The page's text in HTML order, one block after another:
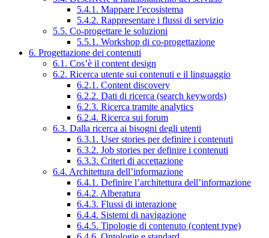
5.4.1. Mappare l’ecosistema
5.4.2. Rappresentare i flussi di servizio
5.5. Co-progettare le soluzioni
5.5.1. Workshop di co-progettazione
6. Progettazione dei contenuti
6.1. Cos’è il content design
6.2. Ricerca utente sui contenuti e il linguaggio
6.2.1. Content discovery
6.2.2. Dati di ricerca (search keywords)
6.2.3. Ricerca tramite analytics
6.2.4. Ricerca sui forum
6.3. Dalla ricerca ai bisogni degli utenti
6.3.1. User stories per definire i contenuti
6.3.2. Job stories per definire i contenuti
6.3.3. Criteri di accettazione
6.4. Architettura dell’informazione
6.4.1. Definire l’architettura dell’informazione
6.4.2. Alberatura
6.4.3. Flussi di interazione
6.4.4. Sistemi di navigazione
6.4.5. Tipologie di contenuto (content type)